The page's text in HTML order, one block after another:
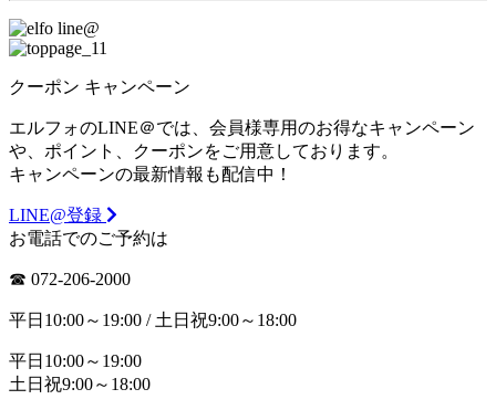
クーポン キャンペーン
エルフォのLINE＠では、会員様専用のお得なキャンペーン
や、ポイント、クーポンをご用意しております。
キャンペーンの最新情報も配信中！
LINE@登録
お電話でのご予約は
☎︎ 072-206-2000
平日10:00～19:00 / 土日祝9:00～18:00
平日10:00～19:00
土日祝9:00～18:00